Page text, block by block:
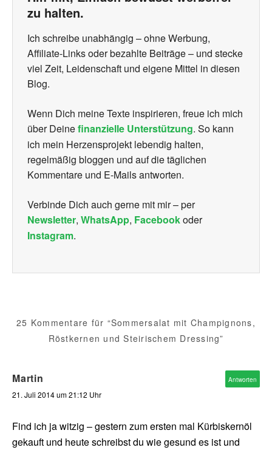
zu halten.
Ich schreibe unabhängig – ohne Werbung,
Affiliate-Links oder bezahlte Beiträge – und stecke
viel Zeit, Leidenschaft und eigene Mittel in diesen
Blog.
Wenn Dich meine Texte inspirieren, freue ich mich
über Deinefinanzielle Unterstützung. So kann
ich mein Herzensprojekt lebendig halten,
regelmäßig bloggen und auf die täglichen
Kommentare und E-Mails antworten.
Verbinde Dich auch gerne mit mir – per
Newsletter, WhatsApp, Facebookoder
Instagram.
25 Kommentare für “Sommersalat mit Champignons,
Röstkernen und Steirischem Dressing”
Martin
21. Juli 2014 um 21:12 Uhr
Find ich ja witzig – gestern zum ersten mal Kürbiskernöl
gekauft und heute schreibst du wie gesund es ist und
Antworten